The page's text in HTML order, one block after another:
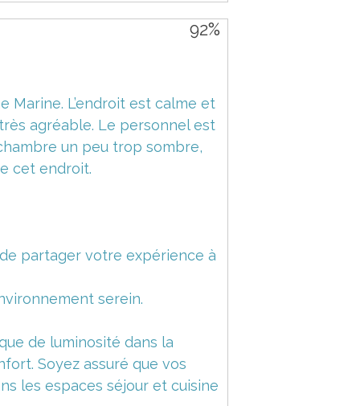
92%
Marine. L’endroit est calme et
agréable. Le personnel est
un peu trop sombre,
cet endroit.
partager votre expérience à
serein.
de luminosité dans la
Soyez assuré que vos
les espaces séjour et cuisine